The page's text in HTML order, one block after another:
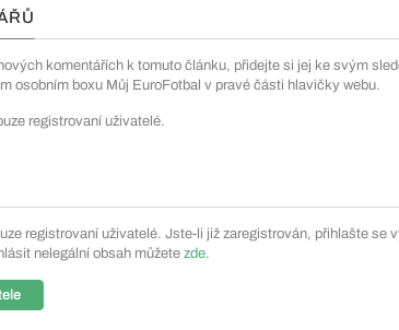
komentářích k tomuto článku, přidejte si jej ke svým
osobním boxu Můj EuroFotbal v pravé části hlavičky webu.
registrovaní uživatelé.
registrovaní uživatelé. Jste-li již zaregistrován, přihlašte se
nelegální obsah můžete zde.